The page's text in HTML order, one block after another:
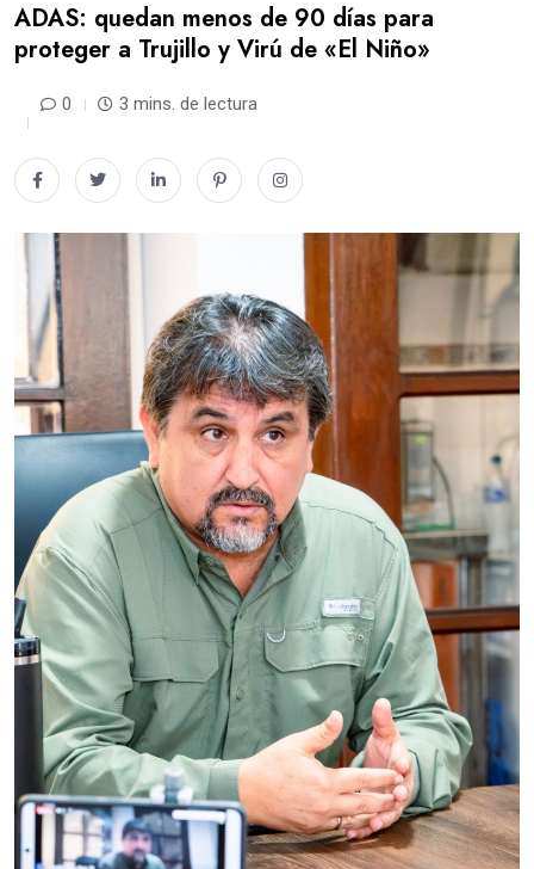
ADAS: quedan menos de 90 días para
proteger a Trujillo y Virú de «El Niño»
0 3 mins. de lectura